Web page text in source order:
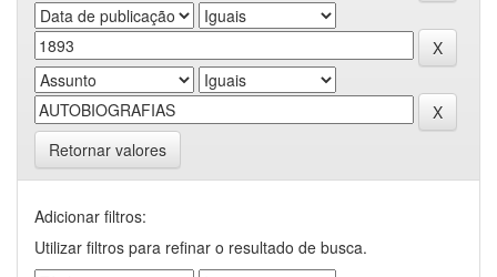
Retornar valores
Adicionar filtros:
Utilizar filtros para refinar o resultado de busca.